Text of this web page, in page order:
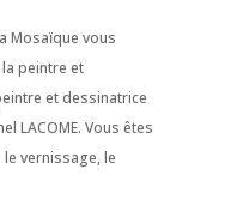
Mosaïque vous
peintre et
et dessinatrice
LACOME. Vous êtes
vernissage, le